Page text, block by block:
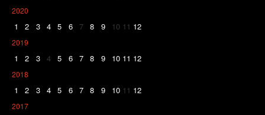
2020
1 2 3 4 5 6 7 8 9 10 11 12
2019
1 2 3 4 5 6 7 8 9 10 11 12
2018
1 2 3 4 5 6 7 8 9 10 11 12
2017